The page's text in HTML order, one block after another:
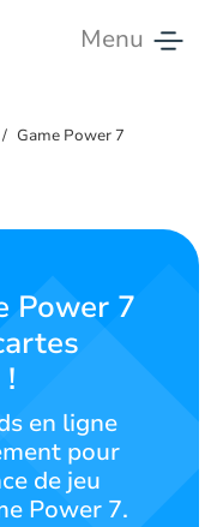
Menu
Game Power 7
Power 7
en ligne
pour
de jeu
Power 7.